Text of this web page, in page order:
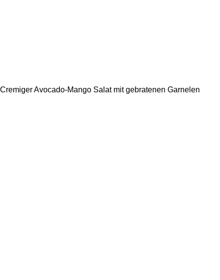
Cremiger Avocado-Mango Salat mit gebratenen Garnelen